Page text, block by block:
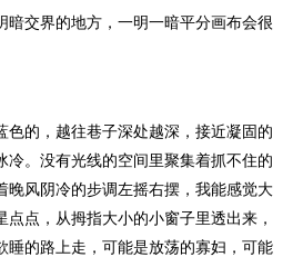
暗交界的地方，一明一暗平分画布会很
色的，越往巷子深处越深，接近凝固的
冷。没有光线的空间里聚集着抓不住的
晚风阴冷的步调左摇右摆，我能感觉大
点，从拇指大小的小窗子里透出来，
睡的路上走，可能是放荡的寡妇，可能